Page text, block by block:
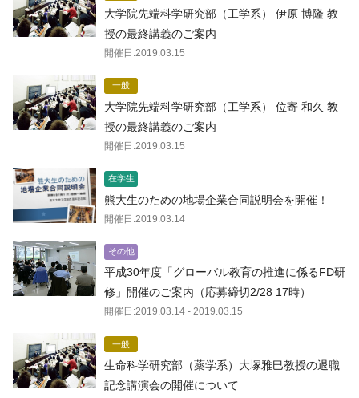
大学院先端科学研究部（工学系） 伊原 博隆 教
授の最終講義のご案内
開催日:2019.03.15
一般
大学院先端科学研究部（工学系） 位寄 和久 教
授の最終講義のご案内
開催日:2019.03.15
在学生
熊大生のための地場企業合同説明会を開催！
開催日:2019.03.14
その他
平成30年度「グローバル教育の推進に係るFD研
修」開催のご案内（応募締切2/28 17時）
開催日:2019.03.14 - 2019.03.15
一般
生命科学研究部（薬学系）大塚雅巳教授の退職
記念講演会の開催について